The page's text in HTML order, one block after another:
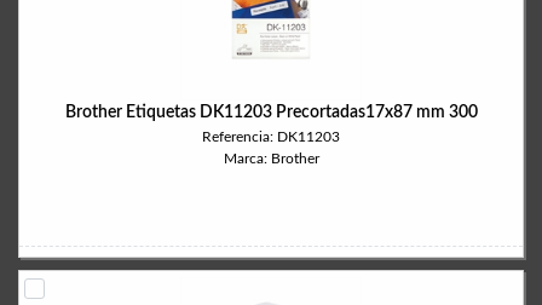
Brother Etiquetas DK11203 Precortadas17x87 mm 300
Referencia: DK11203
Marca: Brother